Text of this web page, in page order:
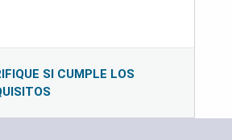
SI CUMPLE LOS